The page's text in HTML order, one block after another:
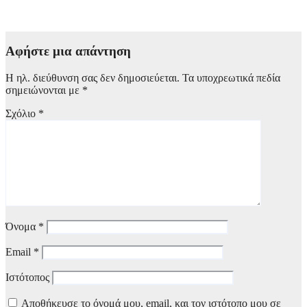
Αφήστε μια απάντηση
Η ηλ. διεύθυνση σας δεν δημοσιεύεται. Τα υποχρεωτικά πεδία
σημειώνονται με *
Σχόλιο *
Όνομα *
Email *
Ιστότοπος
Αποθήκευσε το όνομά μου, email, και τον ιστότοπο μου σε